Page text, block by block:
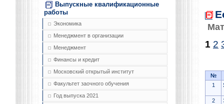
Выпускные квалификационные
работы
Экономика
Менеджмент в организации
Менеджмент
Финансы и кредит
Московский открытый институт
Факультет заочного обучения
Год выпуска 2021
1 2
№
1
2